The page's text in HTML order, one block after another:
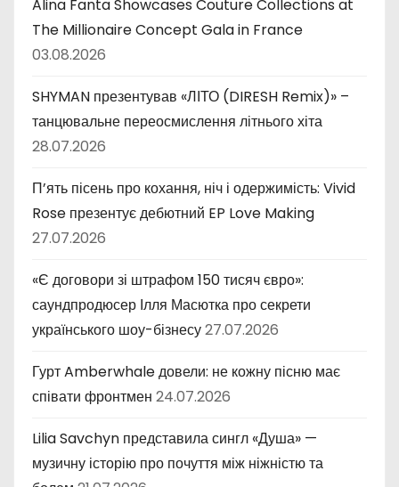
Alina Fanta Showcases Couture Collections at
The Millionaire Concept Gala in France
03.08.2026
SHYMAN презентував «ЛІТО (DIRESH Remix)» –
танцювальне переосмислення літнього хіта
28.07.2026
П’ять пісень про кохання, ніч і одержимість: Vivid
Rose презентує дебютний EP Love Making
27.07.2026
«Є договори зі штрафом 150 тисяч євро»:
саундпродюсер Ілля Масютка про секрети
українського шоу-бізнесу27.07.2026
Гурт Amberwhale довели: не кожну пісню має
співати фронтмен 24.07.2026
Lilia Savchyn представила сингл «Душа» —
музичну історію про почуття між ніжністю та